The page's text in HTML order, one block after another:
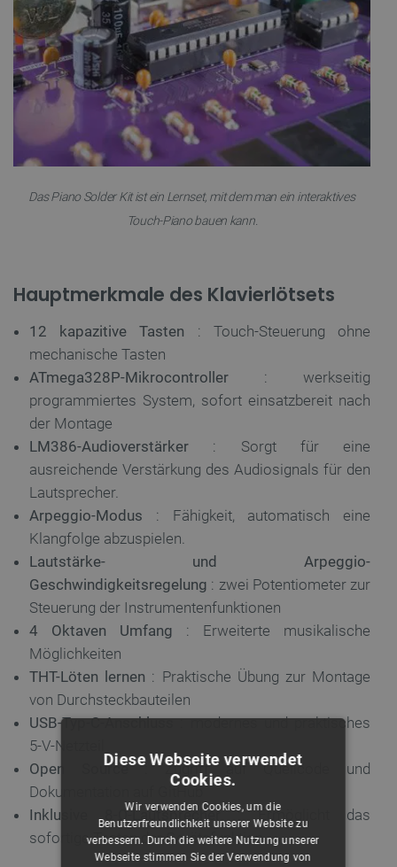
Das Piano Solder Kit ist ein Lernset, mit dem man ein interaktives
Touch-Piano bauen kann.
Hauptmerkmale des Klavierlötsets
12 kapazitive Tasten : Touch-Steuerung ohne
mechanische Tasten
ATmega328P-Mikrocontroller : werkseitig
programmiertes System, sofort einsatzbereit nach
der Montage
LM386-Audioverstärker : Sorgt für eine
ausreichende Verstärkung des Audiosignals für den
Lautsprecher.
Arpeggio-Modus : Fähigkeit, automatisch eine
Klangfolge abzuspielen.
Lautstärke- und Arpeggio-
Geschwindigkeitsregelung : zwei Potentiometer zur
Steuerung der Instrumentenfunktionen
4 Oktaven Umfang : Erweiterte musikalische
Möglichkeiten
THT-Löten lernen : Praktische Übung zur Montage
von Durchsteckbauteilen
USB-Typ-C-Anschluss: modernes und praktisches
5-V-Netzteil
Open Source: Zugriff auf Quellcode und
Dokumentation auf GitHub
Inklusive 8-Ω-Lautsprecher: Ermöglicht das
sofortige Testen der Gerätefunktion
Diese Webseite verwendet
Cookies.
Wir verwenden Cookies, um die
Benutzerfreundlichkeit unserer Website zu
verbessern. Durch die weitere Nutzung unserer
Webseite stimmen Sie der Verwendung von